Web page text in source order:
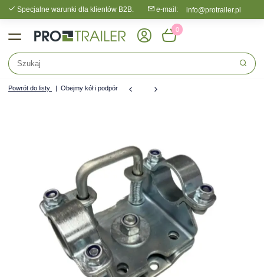
Specjalne warunki dla klientów B2B. e-mail: info@protrailer.pl
0
Powrót do listy Obejmy kół i podpór